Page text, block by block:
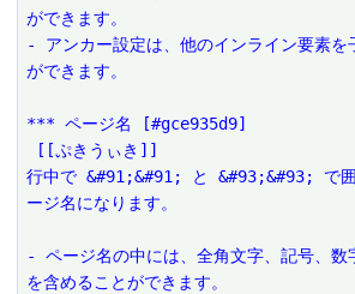
ができます。
- アンカー設定は、他のインライン要素を
ができます。
*** ページ名 [#gce935d9]
[[ぷきうぃき]]
行中で &#91;&#91; と &#93;&#93; で囲
ージ名になります。
- ページ名の中には、全角文字、記号、数
を含めることができます。